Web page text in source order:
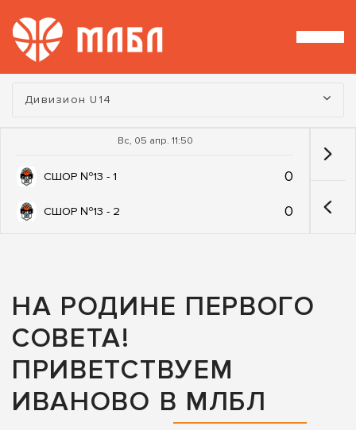
Турнир:
Дивизион U14
Вс, 05 апр. 11:50
СШОР №13 - 1 0
СШОР №13 - 2 0
НА РОДИНЕ ПЕРВОГО
СОВЕТА!
ПРИВЕТСТВУЕМ
ИВАНОВО В МЛБЛ